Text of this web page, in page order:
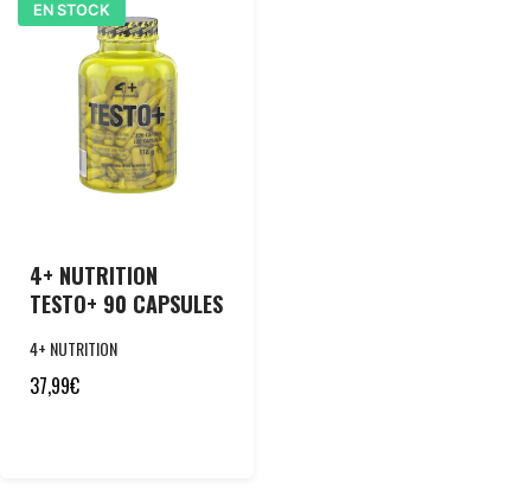
EN STOCK
4+ NUTRITION
TESTO+ 90 CAPSULES
4+ NUTRITION
37,99€